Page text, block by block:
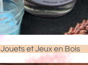
Jouets et Jeux en Bois